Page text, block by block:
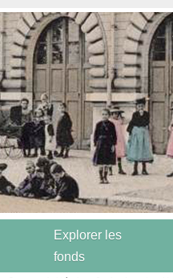
Explorer les
fonds